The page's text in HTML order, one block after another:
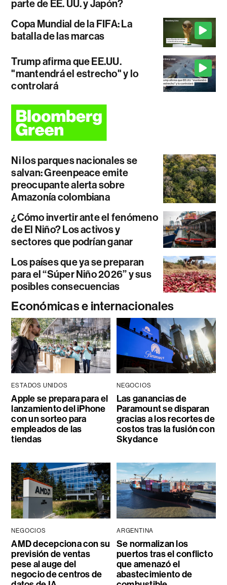
parte de EE. UU. y Japón?
Copa Mundial de la FIFA: La
batalla de las marcas
Trump afirma que EE.UU.
"mantendrá el estrecho" y lo
controlará
Ni los parques nacionales se
salvan: Greenpeace emite
preocupante alerta sobre
Amazonía colombiana
¿Cómo invertir ante el fenómeno
de El Niño? Los activos y
sectores que podrían ganar
Los países que ya se preparan
para el “Súper Niño 2026” y sus
posibles consecuencias
Económicas e internacionales
ESTADOS UNIDOS
Apple se prepara para el
lanzamiento del iPhone
con un sorteo para
empleados de las
tiendas
NEGOCIOS
Las ganancias de
Paramount se disparan
gracias a los recortes de
costos tras la fusión con
Skydance
NEGOCIOS
AMD decepciona con su
previsión de ventas
pese al auge del
negocio de centros de
ARGENTINA
Se normalizan los
puertos tras el conflicto
que amenazó el
abastecimiento de